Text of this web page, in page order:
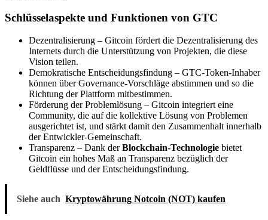
Schlüsselaspekte und Funktionen von GTC
Dezentralisierung – Gitcoin fördert die Dezentralisierung des
Internets durch die Unterstützung von Projekten, die diese
Vision teilen.
Demokratische Entscheidungsfindung – GTC-Token-Inhaber
können über Governance-Vorschläge abstimmen und so die
Richtung der Plattform mitbestimmen.
Förderung der Problemlösung – Gitcoin integriert eine
Community, die auf die kollektive Lösung von Problemen
ausgerichtet ist, und stärkt damit den Zusammenhalt innerhalb
der Entwickler-Gemeinschaft.
Transparenz – Dank derBlockchain-Technologie bietet
Gitcoin ein hohes Maß an Transparenz bezüglich der
Geldflüsse und der Entscheidungsfindung.
Siehe auch Kryptowährung Notcoin (NOT) kaufen